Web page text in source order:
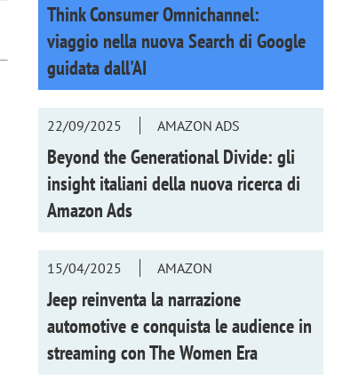
Think Consumer Omnichannel:
viaggio nella nuova Search di Google
guidata dall'AI
22/09/2025 AMAZON ADS
Beyond the Generational Divide: gli
insight italiani della nuova ricerca di
Amazon Ads
15/04/2025 AMAZON
Jeep reinventa la narrazione
automotive e conquista le audience in
streaming conThe Women Era